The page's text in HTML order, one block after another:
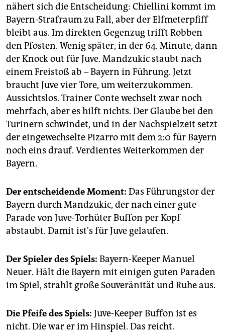
nähert sich die Entscheidung: Chiellini kommt im
Bayern-Strafraum zu Fall, aber der Elfmeterpfiff
bleibt aus. Im direkten Gegenzug trifft Robben
den Pfosten. Wenig später, in der 64. Minute, dann
der Knock out für Juve. Mandzukic staubt nach
einem Freistoß ab – Bayern in Führung. Jetzt
braucht Juve vier Tore, um weiterzukommen.
Aussichtslos. Trainer Conte wechselt zwar noch
mehrfach, aber es hilft nichts. Der Glaube bei den
Turinern schwindet, und in der Nachspielzeit setzt
der eingewechselte Pizarro mit dem 2:0 für Bayern
noch eins drauf. Verdientes Weiterkommen der
Bayern.
Der entscheidende Moment: Das Führungstor der
Bayern durch Mandzukic, der nach einer gute
Parade von Juve-Torhüter Buffon per Kopf
abstaubt. Damit ist's für Juve gelaufen.
Der Spieler des Spiels: Bayern-Keeper Manuel
Neuer. Hält die Bayern mit einigen guten Paraden
im Spiel, strahlt große Souveränität und Ruhe aus.
Die Pfeife des Spiels: Juve-Keeper Buffon ist es
nicht. Die war er im Hinspiel. Das reicht.